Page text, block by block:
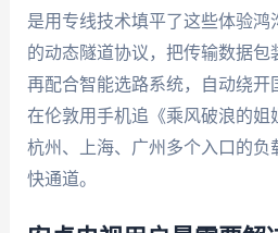
是用专线技术填平了这些体验
的动态隧道协议，把传输数据包
再配合智能选路系统，自动绕开
在伦敦用手机追《乘风破浪的姐
杭州、上海、广州多个入口的负
快通道。